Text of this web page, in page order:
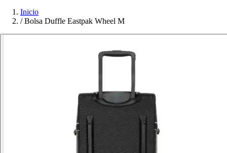
Inicio
/ Bolsa Duffle Eastpak Wheel M